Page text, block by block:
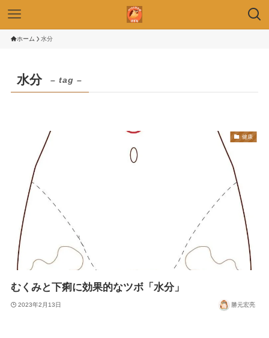
ホーム 水分
水分 – tag –
健康
むくみと下痢に効果的なツボ「水分」
2023年2月13日 勝元宏亮